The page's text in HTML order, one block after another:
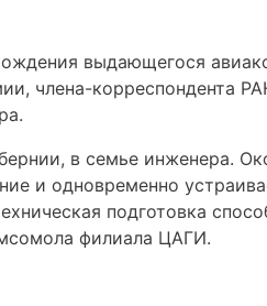
выдающегося
члена-корреспондента
в семье инженера.
и одновременно
подготовка
филиала ЦАГИ.